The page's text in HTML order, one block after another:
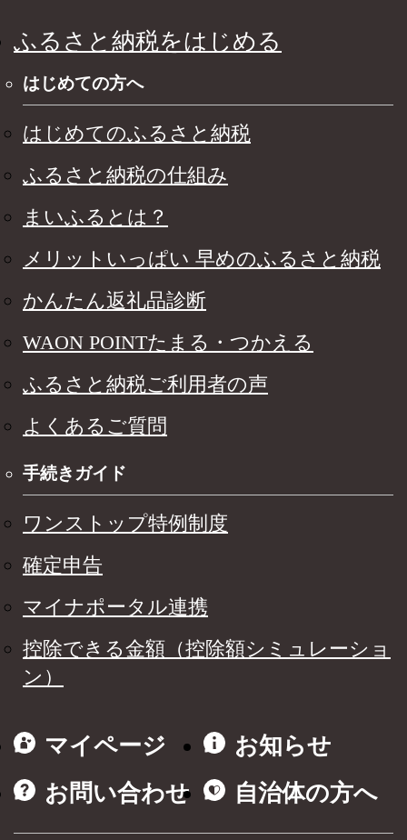
ふるさと納税をはじめる
はじめての方へ
はじめてのふるさと納税
ふるさと納税の仕組み
まいふるとは？
メリットいっぱい 早めのふるさと納税
かんたん返礼品診断
WAON POINTたまる・つかえる
ふるさと納税ご利用者の声
よくあるご質問
手続きガイド
ワンストップ特例制度
確定申告
マイナポータル連携
控除できる金額（控除額シミュレーショ
ン）
マイページ
お知らせ
お問い合わせ
自治体の方へ